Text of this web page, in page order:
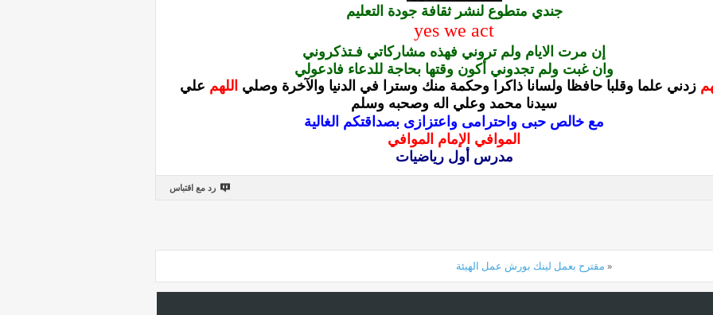
جندي متطوع لنشر ثقافة جودة التعليم
yes we act
إن مرت الايام ولم تروني فهذه مشاركاتي فـتذكروني
وان غبت ولم تجدوني أكون وقتها بحاجة للدعاء فادعولي
زدني علما وقلبا حافظا ولسانا ذاكرا وحكمة منك وسترا في الدنيا والآخرة وصلي اللهم علي
سيدنا محمد وعلي اله وصحبه وسلم
مع خالص حبى واحترامى واعتزازى بصداقتكم الغالية
الموافي الإمام الموافي
مدرس أول رياضيات
رد مع اقتباس
« مقترح بعمل لينك بورش عمل الهيئة